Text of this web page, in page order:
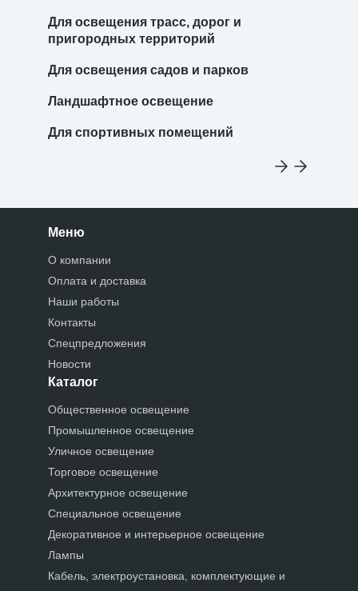
Для освещения трасс, дорог и
пригородных территорий
Для освещения садов и парков
Ландшафтное освещение
Для спортивных помещений
Меню
О компании
Оплата и доставка
Наши работы
Контакты
Спецпредложения
Новости
Каталог
Общественное освещение
Промышленное освещение
Уличное освещение
Торговое освещение
Архитектурное освещение
Специальное освещение
Декоративное и интерьерное освещение
Лампы
Кабель, электроустановка, комплектующие и